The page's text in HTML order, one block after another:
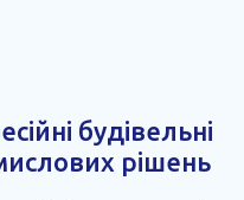
будівельні
рішень